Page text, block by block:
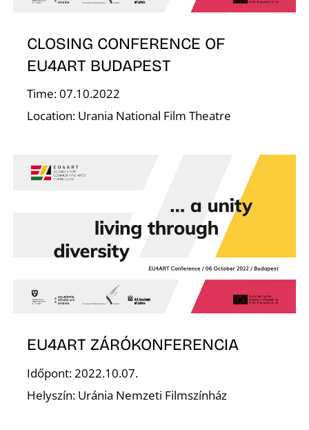
CLOSING CONFERENCE OF
EU4ART BUDAPEST
Time: 07.10.2022
Location: Urania National Film Theatre
EU4ART ZÁRÓKONFERENCIA
Időpont: 2022.10.07.
Helyszín: Uránia Nemzeti Filmszínház